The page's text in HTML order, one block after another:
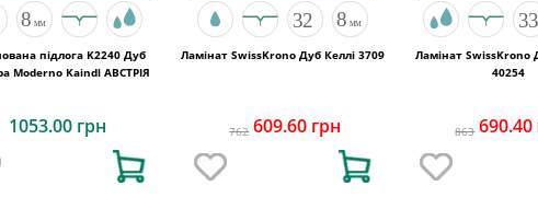
підлога K2240 Дуб
Cordoba Moderno Kaindl АВСТРІЯ
1053.00 грн
Ламінат SwissKrono Дуб Келлі 3709
762 609.60 грн
Ламінат SwissKrono
40254
863 690.40